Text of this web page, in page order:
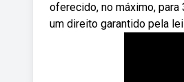
oferecido, no máximo,
um direito garantido pela lei